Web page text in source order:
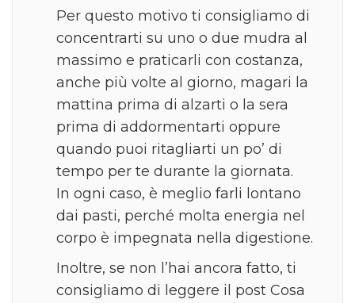
Per questo motivo ti consigliamo di
concentrarti su uno o due mudra al
massimo e praticarli con costanza,
anche più volte al giorno, magari la
mattina prima di alzarti o la sera
prima di addormentarti oppure
quando puoi ritagliarti un po’ di
tempo per te durante la giornata.
In ogni caso, è meglio farli lontano
dai pasti, perché molta energia nel
corpo è impegnata nella digestione.
Inoltre, se non l’hai ancora fatto, ti
consigliamo di leggere il post Cosa